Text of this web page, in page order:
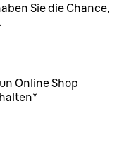
Sie die Chance,
Online Shop